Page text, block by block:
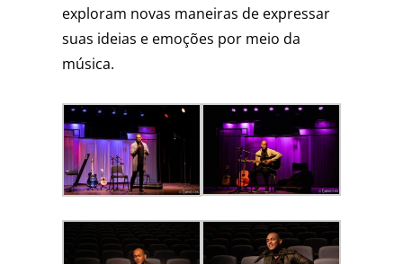
exploram novas maneiras de expressar
suas ideias e emoções por meio da
música.